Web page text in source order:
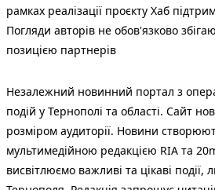
рамках реалізації проєкту Хаб
Погляди авторів не обов'язково
позицією партнерів
Незалежний новинний портал з
подій у Тернополі та області. Сайт
розміром аудиторії. Новини
мультимедійною редакцією RIA та
висвітлюємо важливі та цікаві події,